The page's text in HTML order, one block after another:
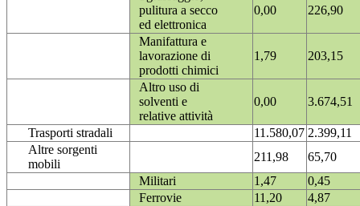
pulitura a secco
ed elettronica
0,00 226,90
Manifattura e
lavorazione di
prodotti chimici
1,79 203,15
Altro uso di
solventi e
relative attività
0,00 3.674,51
Trasporti stradali 11.580,07 2.399,11
Altre sorgenti
mobili
211,98
65,70
Militari
1,47
0,45
Ferrovie
11,20
4,87